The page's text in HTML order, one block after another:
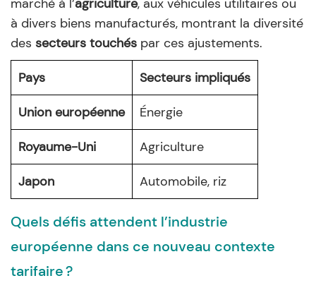
marché à l’agriculture, aux véhicules utilitaires ou
à divers biens manufacturés, montrant la diversité
des secteurs touchés par ces ajustements.
Pays Secteurs impliqués
Union européenne Énergie
Royaume-Uni Agriculture
Japon Automobile, riz
Quels défis attendent l’industrie
européenne dans ce nouveau contexte
tarifaire ?